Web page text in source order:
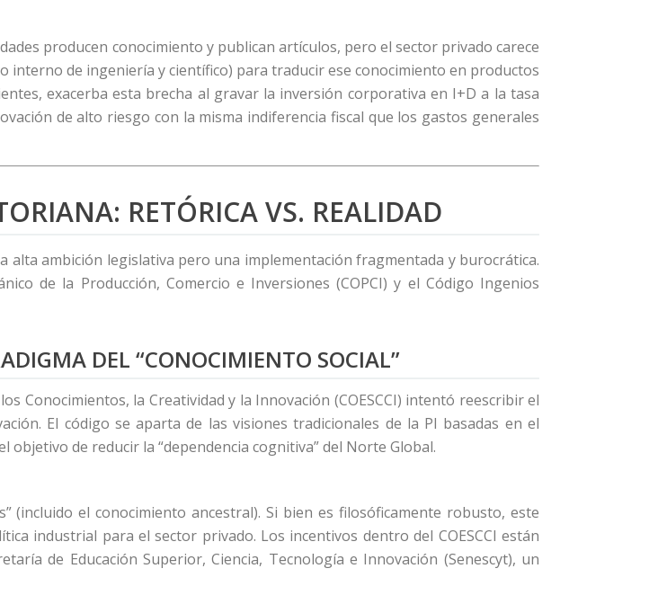
producen conocimiento y publican artículos, pero el sector privado carece
interno de ingeniería y científico) para traducir ese conocimiento en productos
exacerba esta brecha al gravar la inversión corporativa en I+D a la tasa
de alto riesgo con la misma indiferencia fiscal que los gastos generales
RETÓRICA VS. REALIDAD
alta ambición legislativa pero una implementación fragmentada y burocrática.
de la Producción, Comercio e Inversiones (COPCI) y el Código Ingenios
DEL “CONOCIMIENTO SOCIAL”
Conocimientos, la Creatividad y la Innovación (COESCCI) intentó reescribir el
El código se aparta de las visiones tradicionales de la PI basadas en el
objetivo de reducir la “dependencia cognitiva” del Norte Global.
(incluido el conocimiento ancestral). Si bien es filosóficamente robusto, este
industrial para el sector privado. Los incentivos dentro del COESCCI están
de Educación Superior, Ciencia, Tecnología e Innovación (Senescyt), un